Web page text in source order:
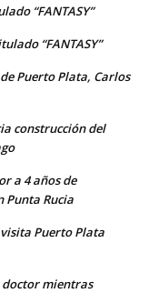
“FANTASY”
“FANTASY”
Puerto Plata, Carlos
construcción del
a 4 años de
Punta Rucia
Puerto Plata
mientras